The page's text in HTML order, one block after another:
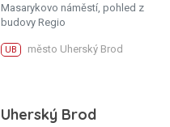
Masarykovo náměstí, pohled z
budovy Regio
UB město Uherský Brod
Uherský Brod